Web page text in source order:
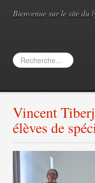
Bienvenue sur le site du
Rechercher
Vincent
élèves de